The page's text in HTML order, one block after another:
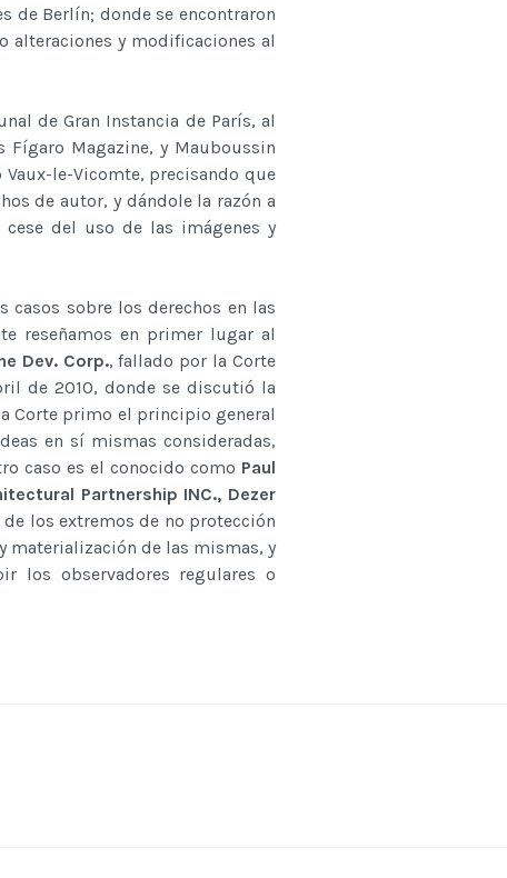
de Berlín; donde se encontraron
alteraciones y modificaciones al
de Gran Instancia de París, al
Fígaro Magazine, y Mauboussin
le-Vicomte, precisando que
de autor, y dándole la razón a
del uso de las imágenes y
casos sobre los derechos en las
reseñamos en primer lugar al
Dev. Corp., fallado por la Corte
de 2010, donde se discutió la
Corte primo el principio general
en sí mismas consideradas,
caso es el conocido como Paul
Partnership INC., Dezer
los extremos de no protección
materialización de las mismas, y
los observadores regulares o